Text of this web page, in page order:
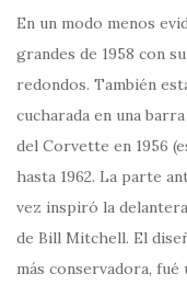
En un modo menos
grandes de 1958 con
redondos. También
cucharada en una
del Corvette en 1956
hasta 1962. La parte
vez inspiró la
de Bill Mitchell. El
más conservadora, fué